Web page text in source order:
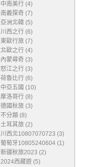
中南美行 (4)
南義探奇 (7)
亞洲北韓 (5)
川西之行 (6)
東歐行旅 (7)
北歐之行 (4)
內蒙尋奇 (3)
怒江之行 (3)
荷魯比行 (6)
中亞五國 (10)
摩洛哥行 (8)
德國秋旅 (3)
不分類 (8)
土耳其旅 (2)
川西北10807070723 (3)
葡萄牙10805240604 (1)
新疆秋旅2023 (2)
2024西藏遊 (5)